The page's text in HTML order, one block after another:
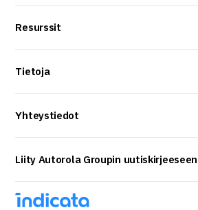
Resurssit
Tietoja
Yhteystiedot
Liity Autorola Groupin uutiskirjeeseen